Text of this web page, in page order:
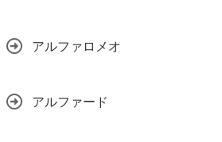
アルファロメオ
アルファード